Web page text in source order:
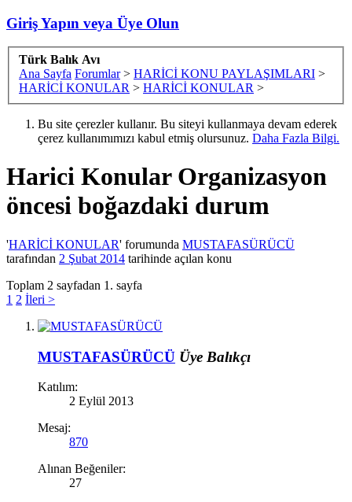
Giriş Yapın veya Üye Olun
Türk Balık Avı
Ana Sayfa Forumlar > HARİCİ KONU PAYLAŞIMLARI >
HARİCİ KONULAR > HARİCİ KONULAR >
Bu site çerezler kullanır. Bu siteyi kullanmaya devam ederek
çerez kullanımımızı kabul etmiş olursunuz. Daha Fazla Bilgi.
Harici KonularOrganizasyon
öncesi boğazdaki durum
'HARİCİ KONULAR' forumunda MUSTAFASÜRÜCÜ
tarafından 2 Şubat 2014 tarihinde açılan konu
Toplam 2 sayfadan 1. sayfa
1 2 İleri >
MUSTAFASÜRÜCÜ Üye Balıkçı
Katılım:
2 Eylül 2013
Mesaj:
870
Alınan Beğeniler:
27